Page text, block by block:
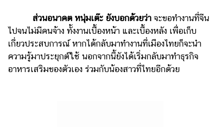
ส่วนอนาคต หนุ่มเต๊ะ ยังบอกด้วยว่า จะขอทำงานที่จีน
ไปจนไม่มีคนจ้าง ทั้งงานเบื้่องหน้า และเบื้องหลัง เพื่อเก็บ
เกี่ยวประสบการณ์ หากได้กลับมาทำงานที่เมืองไทยก็จะนำ
ความรู้มาประยุกต์ใช้ นอกจากนี้ยังได้เริ่มกลับมาทำธุรกิจ
อาหารเสริมของตัวเอง ร่วมกับน้องสาวที่ไทยอีกด้วย